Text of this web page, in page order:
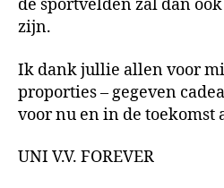
de sportvelden zal dan
zijn.
Ik dank jullie allen voor
proporties – gegeven
voor nu en in de toekomst
UNI V.V. FOREVER